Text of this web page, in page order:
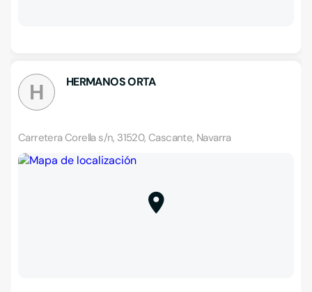
H HERMANOS ORTA
Carretera Corella s/n, 31520, Cascante, Navarra